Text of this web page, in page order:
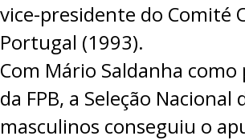
vice-presidente do Comité
Portugal (1993).
Com Mário Saldanha
da FPB, a Seleção Nacional
masculinos conseguiu o